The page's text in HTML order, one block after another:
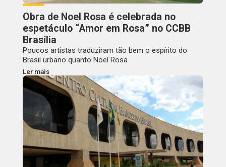
Obra de Noel Rosa é celebrada no
espetáculo “Amor em Rosa” no CCBB
Brasília
Poucos artistas traduziram tão bem o espírito do
Brasil urbano quanto Noel Rosa
Ler mais